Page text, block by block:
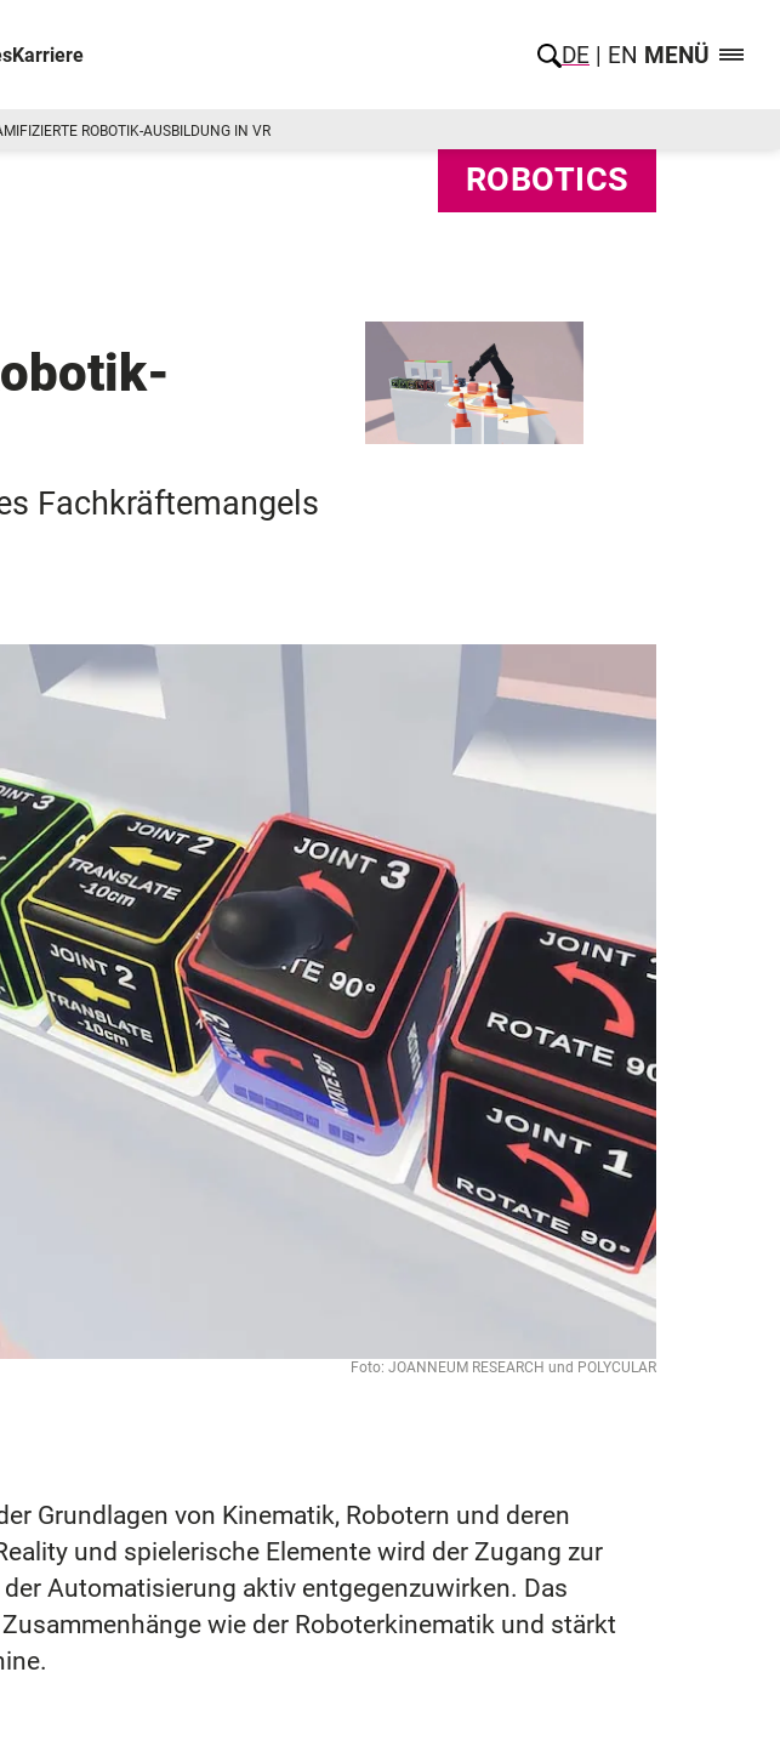
Karriere DE EN MENÜ
ROBOTIK-AUSBILDUNG IN VR
ROBOTICS
Fachkräftemangels
Foto: JOANNEUM RESEARCH und POLYCULAR
Grundlagen von Kinematik, Robotern und deren
und spielerische Elemente wird der Zugang zur
Automatisierung aktiv entgegenzuwirken. Das
wie der Roboterkinematik und stärkt